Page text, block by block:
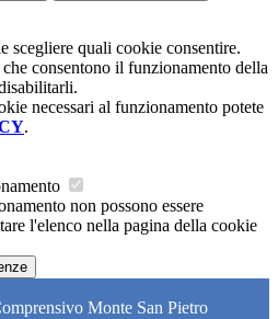
scegliere quali cookie consentire.
consentono il funzionamento della
necessari al funzionamento potete
.
non possono essere
l'elenco nella pagina della cookie
Monte San Pietro